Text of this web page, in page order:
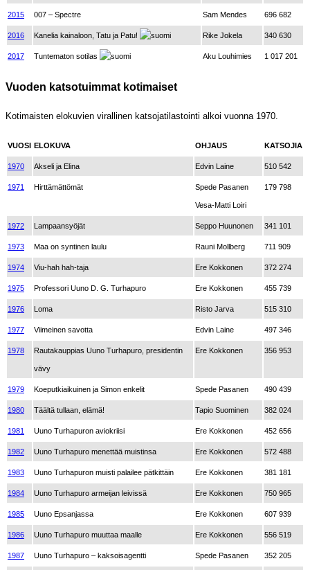
2015 007 – Spectre Sam Mendes 696 682
2016 Kanelia kainaloon, Tatu ja Patu! Rike Jokela 340 630
2017 Tuntematon sotilas Aku Louhimies 1 017 201
Vuoden katsotuimmat kotimaiset
Kotimaisten elokuvien virallinen katsojatilastointi alkoi vuonna 1970.
VUOSI ELOKUVA OHJAUS KATSOJIA
1970 Akseli ja Elina Edvin Laine 510 542
1971 Hirttämättömät Spede Pasanen
Vesa-Matti Loiri
179 798
1972 Lampaansyöjät Seppo Huunonen 341 101
1973 Maa on syntinen laulu Rauni Mollberg 711 909
1974 Viu-hah hah-taja Ere Kokkonen 372 274
1975 Professori Uuno D. G. Turhapuro Ere Kokkonen 455 739
1976 Loma Risto Jarva 515 310
1977 Viimeinen savotta Edvin Laine 497 346
1978 Rautakauppias Uuno Turhapuro, presidentin
vävy
Ere Kokkonen 356 953
1979 Koeputkiaikuinen ja Simon enkelit Spede Pasanen 490 439
1980 Täältä tullaan, elämä! Tapio Suominen 382 024
1981 Uuno Turhapuron aviokriisi Ere Kokkonen 452 656
1982 Uuno Turhapuro menettää muistinsa Ere Kokkonen 572 488
1983 Uuno Turhapuron muisti palailee pätkittäin Ere Kokkonen 381 181
1984 Uuno Turhapuro armeijan leivissä Ere Kokkonen 750 965
1985 Uuno Epsanjassa Ere Kokkonen 607 939
1986 Uuno Turhapuro muuttaa maalle Ere Kokkonen 556 519
1987 Uuno Turhapuro – kaksoisagentti Spede Pasanen 352 205